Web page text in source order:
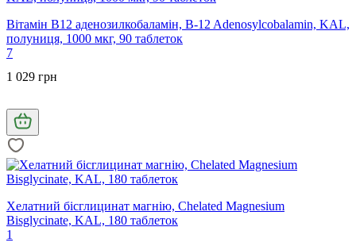
Вітамін В12 аденозилкобаламін, B-12 Adenosylcobalamin, KAL,
полуниця, 1000 мкг, 90 таблеток
7
1 029 грн
Хелатний бісглицинат магнію, Chelated Magnesium
Bisglycinate, KAL, 180 таблеток
1